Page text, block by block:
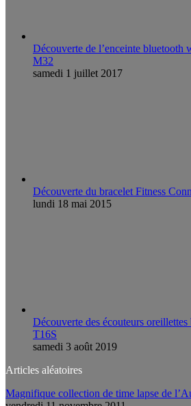
Découverte de l’enceinte
M32
samedi 1 juillet 2017
Découverte du bracelet Fitness
lundi 18 mai 2015
Découverte des écouteurs
T16S
samedi 3 août 2019
Articles aléatoires
Magnifique collection de time lapse de